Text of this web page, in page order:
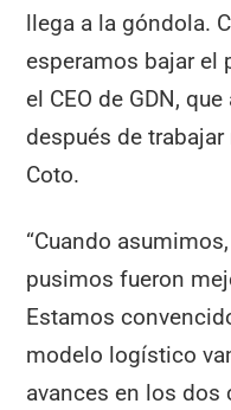
llega a la góndola.
esperamos bajar el
el CEO de GDN,
después de
Coto.
“Cuando
pusimos fueron
Estamos
modelo logístico
avances en los dos